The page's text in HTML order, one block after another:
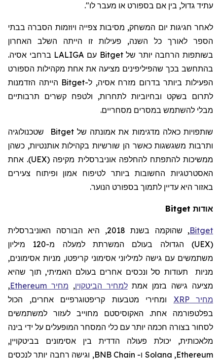
עתיד גדול, בין אם בספורט או מעבר לו".
לאחר חגיגות יום המשחק, מסיבות צפייה ויוזמות הסברה בבתי
הספר לאורך כל השנה, פעילות זו הייתה השלב האחרון
בשותפות הרחבה יותר שלBitget עם LALIGA ברחבי אסיה.
בהתחשב בכך שהפיליפינים מציעה את אחת מקהילות הספורט
הפעילות ביותר בדרום מזרח אסיה, ל-Bitget הייתה הזדמנות
לתרום בשקט ובחיוביות לתחרות, ולטפח קשרים תרבותיים
מבלי להשתמש במסרים מסחריים.
שותפויות כאלה מדגימות את אמונתה שלBitget
שטכנולוגיה
ותרבות משגשגות כאשר הן שורשיות בקהילות אותנטיות, כשהן
ממשיכות להתפתח להחלפה אוניברסלית מקיפה (UEX). אחת
האסטרטגיות החשובות ביותר לטיפוח אמון ופיתוח צעירים
באזור היא עדיין לתמוך בספורט הנוער.
אודות Bitget
Bitget
, שהוקמה
בשנת 2018, היא הבורסה האוניברסלית
(
UEX
) הגדולה בעולם המשרתת למעלה מ-120
מיליון
משתמשים עם גישה למיליוני אסימוני קריפטו, מניות אסימונים,
מניות תעודות סל ונכסים אחרים בעולם האמיתי, תוך שהיא
מציעה גישה בזמן אמתלמחיר הביטקוין, מחיר Ethereum
,
מחיר XRP
ומחירי מטבעות קריפטוגרפיים אחרים, הכול
בפלטפורמה אחת. האקוסיסטם מחוייב לעזור למשתמשים
לסחור בצורה חכמה יותר עם כלי המסחר המופעלים על ידי בינה
מלאכותית, יכולת פעולה הדדית בין אסימונים בביטקויין,
Ethereum
,
Solana ו- BNB Chain, וגישה רחבה יותר לנכסים